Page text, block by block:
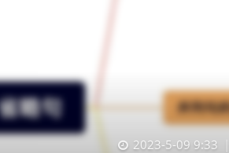
2023-5-09 9:33